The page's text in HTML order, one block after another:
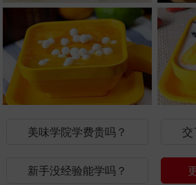
美味学院学费贵吗？ 交
新手没经验能学吗？